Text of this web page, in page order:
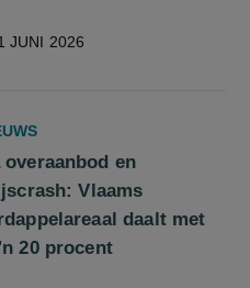
JUNI 2026
overaanbod en
Vlaams
daalt met
20 procent